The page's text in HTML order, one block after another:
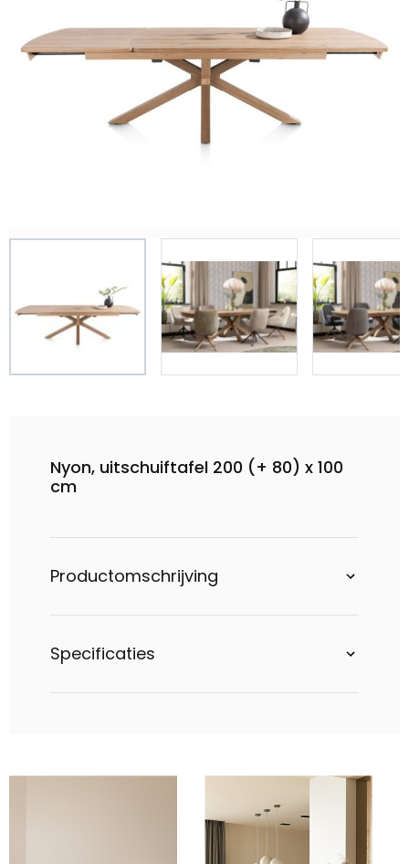
Nyon, uitschuiftafel 200 (+ 80) x 100
cm
Productomschrijving
Specificaties